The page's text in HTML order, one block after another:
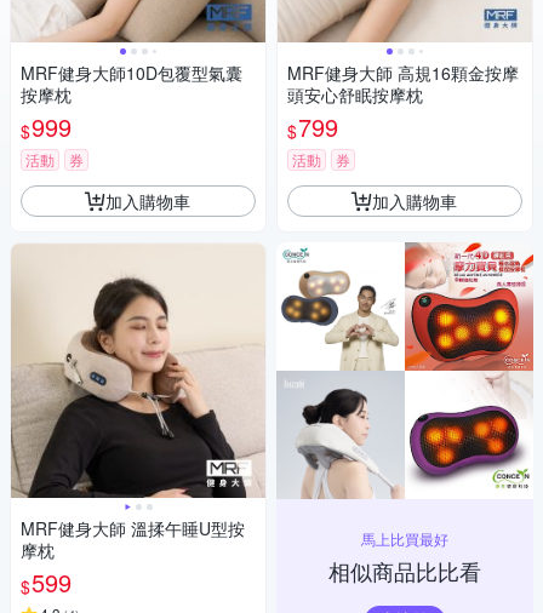
MRF健身大師10D包覆型氣囊
按摩枕
$999
活動 券
加入購物車
MRF健身大師 溫揉午睡U型按
摩枕
$599
MRF健身大師 高規16顆金按摩
頭安心舒眠按摩枕
$799
活動 券
加入購物車
馬上比買最好
相似商品比比看